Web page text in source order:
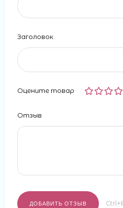
Заголовок
Оцените товар
Отзыв